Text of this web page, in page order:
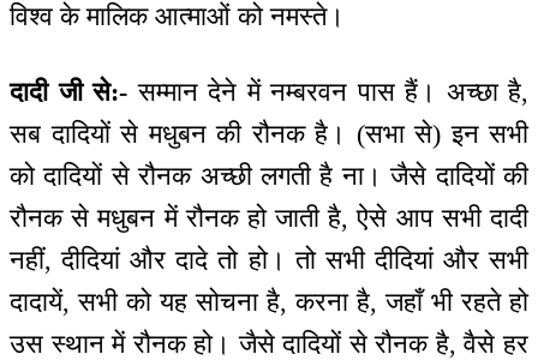
विश्व के मालिक आत्माओं को नमस्ते।
दादी जी से:- सम्मान देने में नम्बरवन पास हैं। अच्छा है,
सब दादियों से मधुबन की रौनक है। (सभा से) इन सभी
को दादियों से रौनक अच्छी लगती है ना। जैसे दादियों की
रौनक से मधुबन में रौनक हो जाती है, ऐसे आप सभी दादी
नहीं, दीदियां और दादे तो हो। तो सभी दीदियां और सभी
दादायें, सभी को यह सोचना है, करना है, जहाँ भी रहते हो
उस स्थान में रौनक हो। जैसे दादियों से रौनक है, वैसे हर